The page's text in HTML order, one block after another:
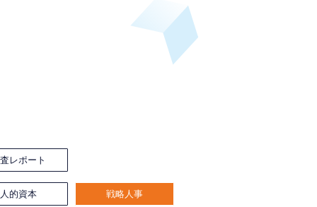
レポート
人的資本 戦略人事